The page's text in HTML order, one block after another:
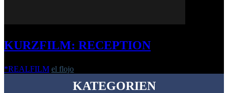
KURZFILM: RECEPTION
*REALFILM el flojo
KATEGORIEN